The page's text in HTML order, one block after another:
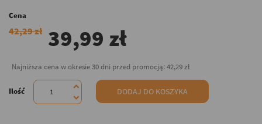
Cena
42,29 zł 39,99 zł
Najniższa cena w okresie 30 dni przed promocją: 42,29 zł
Ilość DODAJ DO KOSZYKA